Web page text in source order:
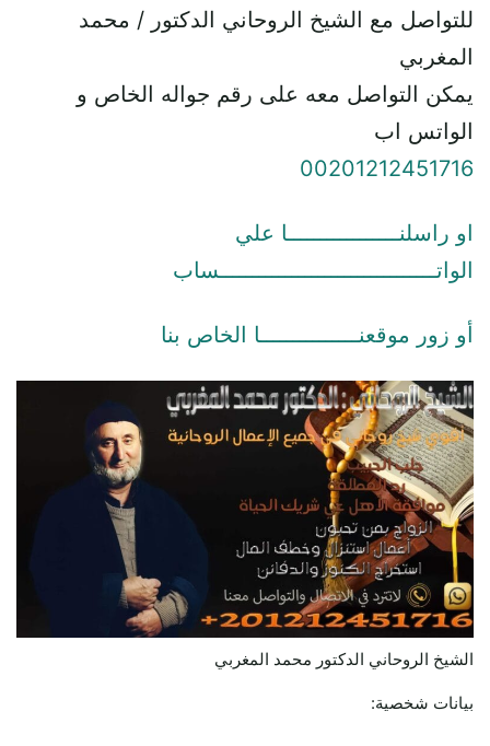
للتواصل مع الشيخ الروحاني الدكتور / محمد
المغربي
يمكن التواصل معه على رقم جواله الخاص و
الواتس اب
00201212451716
او راسلنـــــــــــــــــا علي
الواتـــــــــــــــــــــــــــــــــساب
أو زور موقعنـــــــــــــــا الخاص بنا
الشيخ الروحاني الدكتور محمد المغربي
بيانات شخصية: